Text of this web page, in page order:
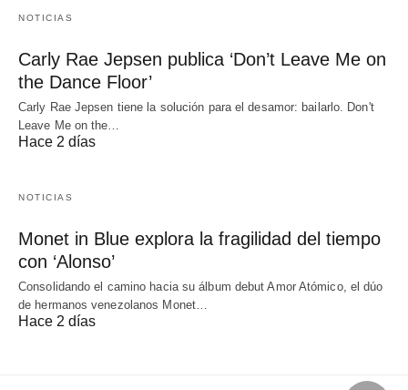
NOTICIAS
Carly Rae Jepsen publica ‘Don’t Leave Me on
the Dance Floor’
Carly Rae Jepsen tiene la solución para el desamor: bailarlo. Don't
Leave Me on the…
Hace 2 días
NOTICIAS
Monet in Blue explora la fragilidad del tiempo
con ‘Alonso’
Consolidando el camino hacia su álbum debut Amor Atómico, el dúo
de hermanos venezolanos Monet…
Hace 2 días